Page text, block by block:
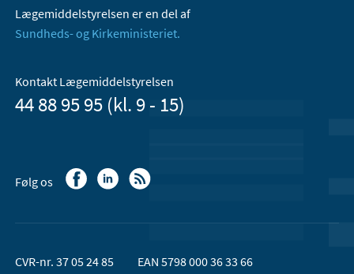
Lægemiddelstyrelsen er en del af
Sundheds- og Kirkeministeriet.
Kontakt Lægemiddelstyrelsen
44 88 95 95 (kl. 9 - 15)
Følg os
CVR-nr. 37 05 24 85 EAN 5798 000 36 33 66